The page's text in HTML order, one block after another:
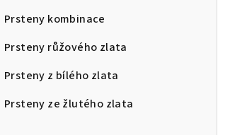
Prsteny kombinace
Prsteny růžového zlata
Prsteny z bílého zlata
Prsteny ze žlutého zlata